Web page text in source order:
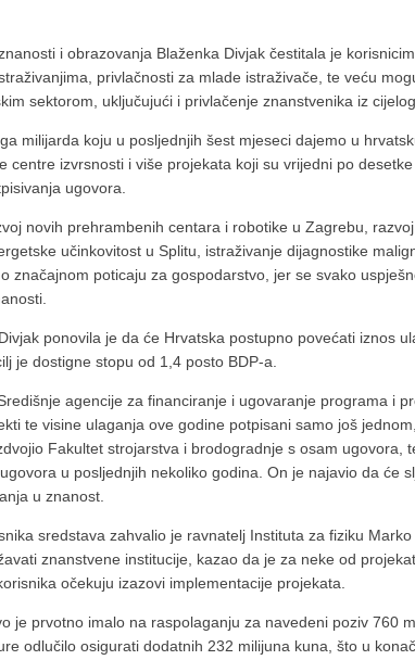
i obrazovanja Blaženka Divjak čestitala je
privlačnosti za mlade istraživače, te veću
sektorom, uključujući i privlačenje znanstvenika iz cijelog
milijarda koju u posljednjih šest mjeseci dajemo u
centre izvrsnosti i više projekata koji su vrijedni po
ugovora.
novih prehrambenih centara i robotike u Zagrebu,
učinkovitost u Splitu, istraživanje dijagnostike
značajnom poticaju za gospodarstvo, jer se svako
ponovila je da će Hrvatska postupno povećati iznos
je dostigne stopu od 1,4 posto BDP-a.
agencije za financiranje i ugovaranje programa i
te visine ulaganja ove godine potpisani samo još
Fakultet strojarstva i brodogradnje s osam ugovora,
u posljednjih nekoliko godina. On je najavio da će
u znanost.
sredstava zahvalio je ravnatelj Instituta za fiziku
znanstvene institucije, kazao da je za neke od
očekuju izazovi implementacije projekata.
je prvotno imalo na raspolaganju za navedeni poziv 760
odlučilo osigurati dodatnih 232 milijuna kuna, što u